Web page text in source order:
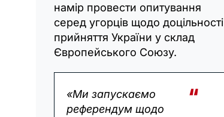
намір провести опитування
серед угорців щодо доцільності
прийняття України у склад
Європейського Союзу.
«Ми запускаємо
референдум щодо